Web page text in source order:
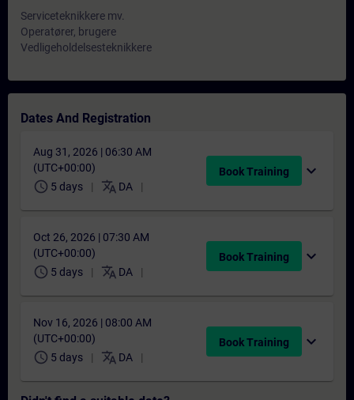
Serviceteknikkere mv.
Operatører, brugere
Vedligeholdelsesteknikkere
Dates And Registration
Aug 31, 2026 | 06:30 AM
(UTC+00:00)
schedule 5 days translate DA
Book Training expand_more
Oct 26, 2026 | 07:30 AM
(UTC+00:00)
schedule 5 days translate DA
Book Training expand_more
Nov 16, 2026 | 08:00 AM
(UTC+00:00)
schedule 5 days translate DA
Book Training expand_more